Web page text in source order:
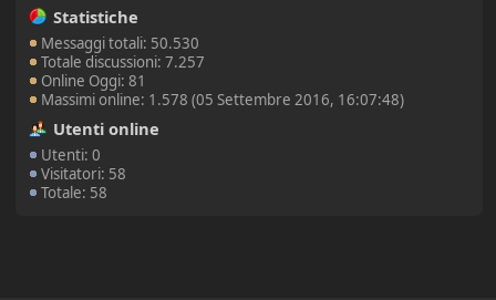
Statistiche
Messaggi totali: 50.530
Totale discussioni: 7.257
Online Oggi: 81
Massimi online: 1.578 (05 Settembre 2016, 16:07:48)
Utenti online
Utenti: 0
Visitatori: 58
Totale: 58